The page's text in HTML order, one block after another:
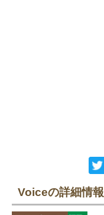
Voiceの詳細情報